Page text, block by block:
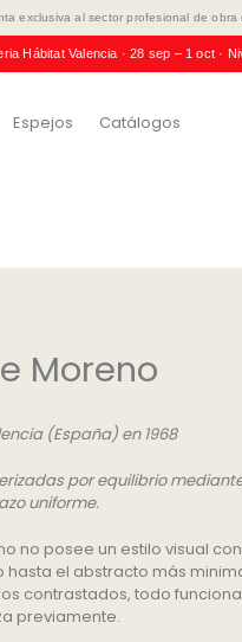
exclusiva al sector profesional de obra
Hábitat Valencia · 28 sep – 1 oct ·
Espejos Catálogos
Moreno
(España) en 1968
por equilibrio
uniforme.
no posee un estilo visual
hasta el abstracto más
contrastados, todo
previamente.